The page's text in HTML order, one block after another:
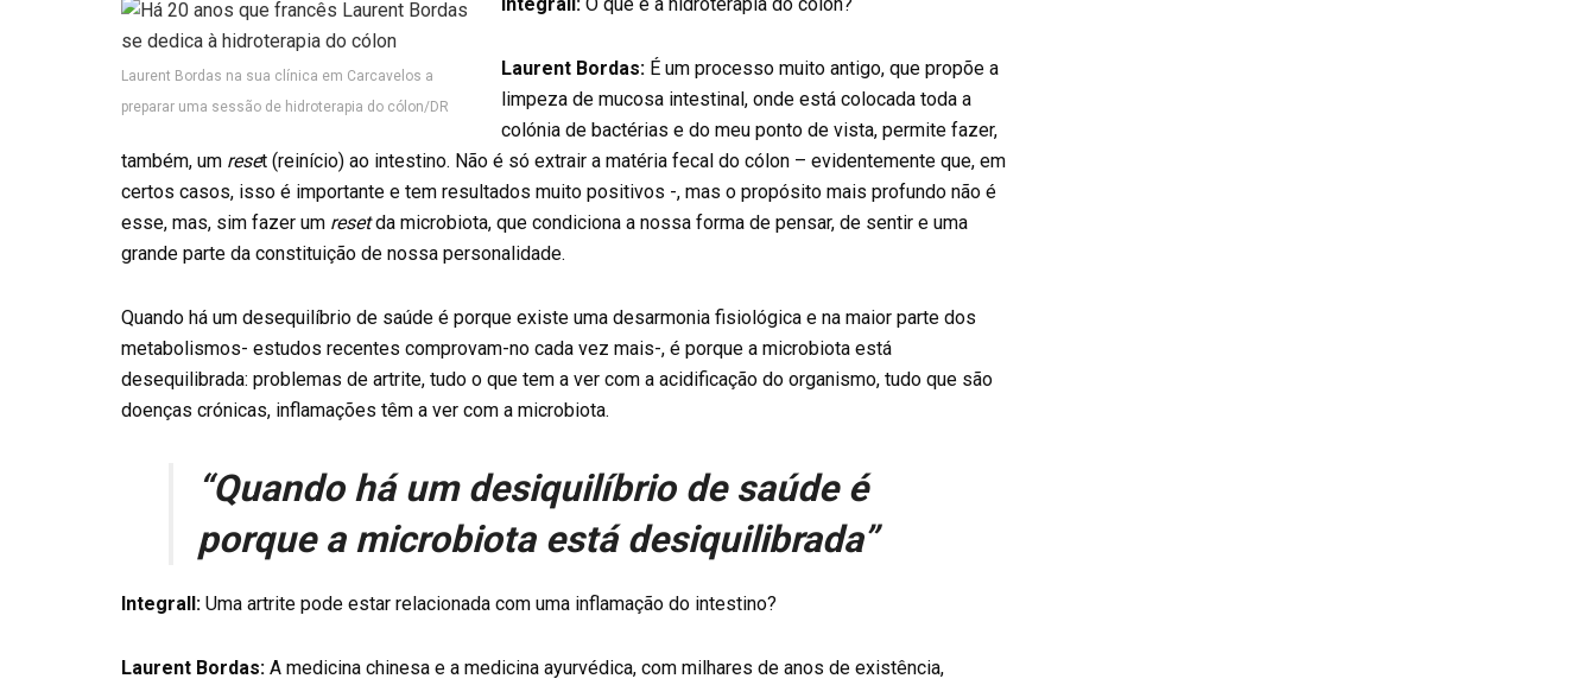
Laurent Bordas na sua clínica em Carcavelos a
preparar uma sessão de hidroterapia do cólon/DR
Laurent Bordas: É um processo muito antigo, que propõe a
limpeza de mucosa intestinal, onde está colocada toda a
colónia de bactérias e do meu ponto de vista, permite fazer,
também, um reset (reinício) ao intestino. Não é só extrair a matéria fecal do cólon – evidentemente que, em
certos casos, isso é importante e tem resultados muito positivos -, mas o propósito mais profundo não é
esse, mas, sim fazer um resetda microbiota, que condiciona a nossa forma de pensar, de sentir e uma
grande parte da constituição de nossa personalidade.
Quando há um desequilíbrio de saúde é porque existe uma desarmonia fisiológica e na maior parte dos
metabolismos- estudos recentes comprovam-no cada vez mais-, é porque a microbiota está
desequilibrada: problemas de artrite, tudo o que tem a ver com a acidificação do organismo, tudo que são
doenças crónicas, inflamações têm a ver com a microbiota.
“Quando há um desiquilíbrio de saúde é
porque a microbiota está desiquilibrada”
Integrall: Uma artrite pode estar relacionada com uma inflamação do intestino?
Laurent Bordas: A medicina chinesa e a medicina ayurvédica, com milhares de anos de existência,